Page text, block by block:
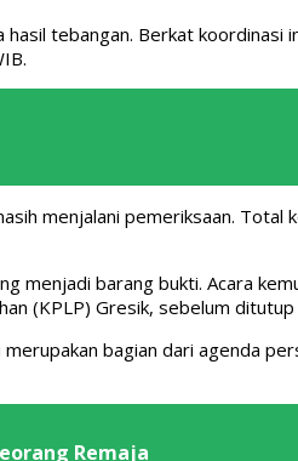
tebangan. Berkat koordinasi
menjalani pemeriksaan. Total
menjadi barang bukti. Acara
(KPLP) Gresik, sebelum
bagian dari agenda
Remaja